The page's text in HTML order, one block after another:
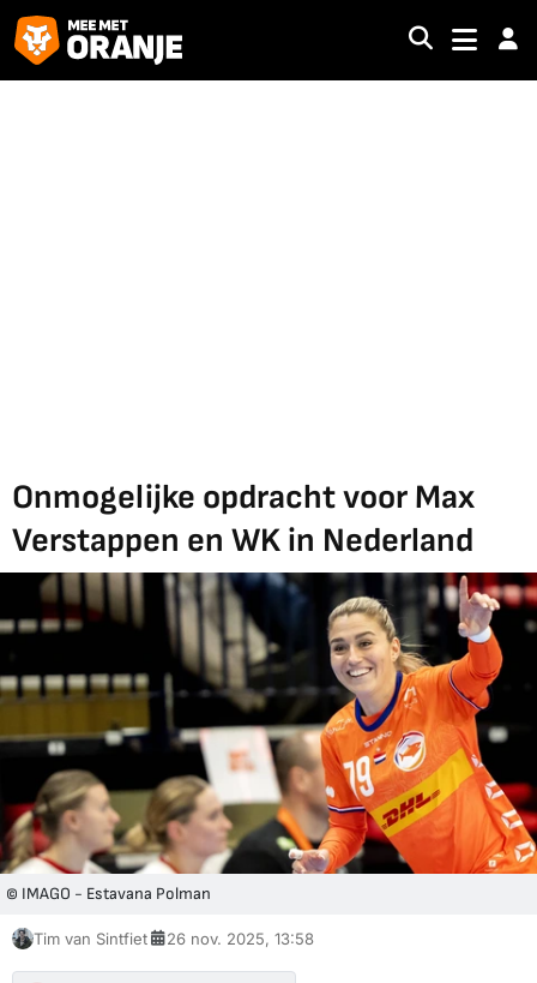
Onmogelijke opdracht voor Max
Verstappen en WK in Nederland
© IMAGO - Estavana Polman
Tim van Sintfiet 26 nov. 2025, 13:58